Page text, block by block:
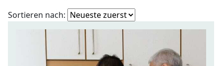
Sortieren nach: